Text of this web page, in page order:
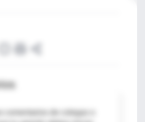
comentarios de colegas o